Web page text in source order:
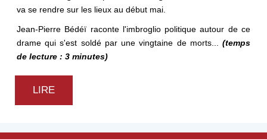
va se rendre sur les lieux au début mai.
Jean-Pierre Bédéï raconte l'imbroglio politique autour de ce
drame qui s'est soldé par une vingtaine de morts... (temps
de lecture : 3 minutes)
LIRE